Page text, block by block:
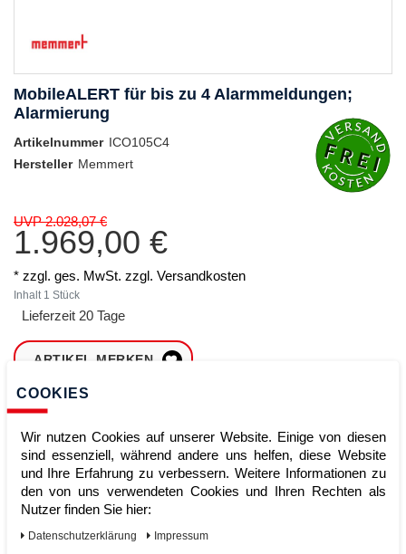
MobileALERT für bis zu 4 Alarmmeldungen;
Alarmierung
Artikelnummer ICO105C4
Hersteller Memmert
UVP 2.028,07 €
1.969,00 €
* zzgl. ges. MwSt. zzgl. Versandkosten
Inhalt 1 Stück
Lieferzeit 20 Tage
ARTIKEL MERKEN
Sofort lieferbar
COOKIES
Wir nutzen Cookies auf unserer Website. Einige von diesen
sind essenziell, während andere uns helfen, diese Website
und Ihre Erfahrung zu verbessern. Weitere Informationen zu
den von uns verwendeten Cookies und Ihren Rechten als
Nutzer finden Sie hier:
Daten­schutz­erklärung Impressum